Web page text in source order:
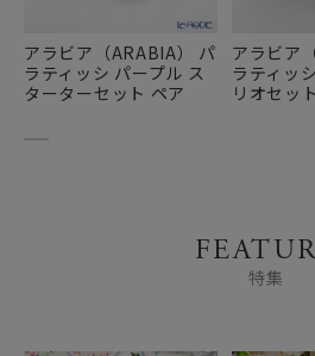
アラビア（ARABIA） パ
ラティッシ パープル ス
ターターセット ペア
アラビア
ラティッ
リオセット
特集